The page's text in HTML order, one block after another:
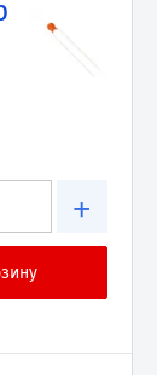
+